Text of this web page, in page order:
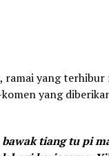
ramai yang
yang
bawak tiang tu pi